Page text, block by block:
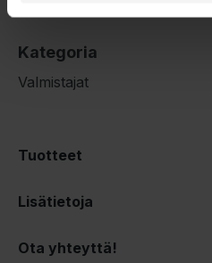
Kategoria
Valmistajat
Tuotteet
Lisätietoja
Ota yhteyttä!